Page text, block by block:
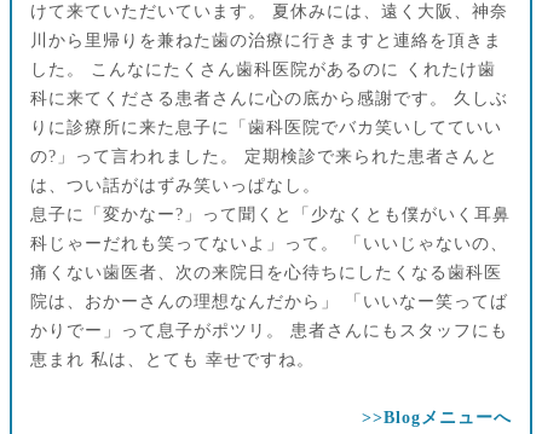
けて来ていただいています。 夏休みには、遠く大阪、神奈
川から里帰りを兼ねた歯の治療に行きますと連絡を頂きま
した。 こんなにたくさん歯科医院があるのに くれたけ歯
科に来てくださる患者さんに心の底から感謝です。 久しぶ
りに診療所に来た息子に「歯科医院でバカ笑いしてていい
の?」って言われました。 定期検診で来られた患者さんと
は、つい話がはずみ笑いっぱなし。
息子に「変かなー?」って聞くと「少なくとも僕がいく耳鼻
科じゃーだれも笑ってないよ」って。 「いいじゃないの、
痛くない歯医者、次の来院日を心待ちにしたくなる歯科医
院は、おかーさんの理想なんだから」 「いいなー笑ってば
かりでー」って息子がポツリ。 患者さんにもスタッフにも
恵まれ 私は、とても 幸せですね。
>>Blogメニューへ